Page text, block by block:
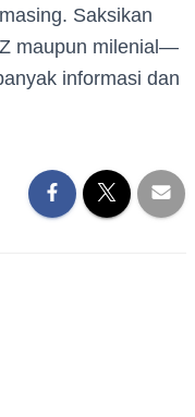
Saksikan
maupun milenial—
informasi dan